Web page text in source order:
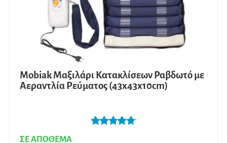
Mobiak Μαξιλάρι Κατακλίσεων Ραβδωτό με
Αεραντλία Ρεύματος (43x43x10cm)
ΣΕ ΑΠΟΘΕΜΑ